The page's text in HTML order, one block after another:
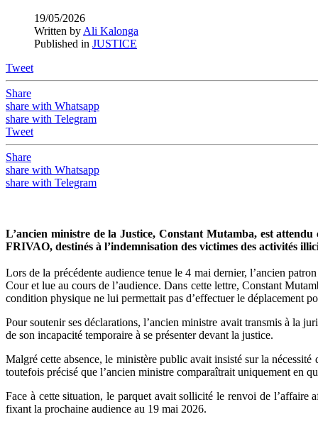
19/05/2026
Written by Ali Kalonga
Published in JUSTICE
Tweet
Share
share with Whatsapp
share with Telegram
Tweet
Share
share with Whatsapp
share with Telegram
L’ancien ministre de la Justice, Constant Mutamba, est
FRIVAO, destinés à l’indemnisation des victimes des activités
Lors de la précédente audience tenue le 4 mai dernier, l’ancien
Cour et lue au cours de l’audience. Dans cette lettre, Constant
condition physique ne lui permettait pas d’effectuer le déplacement
Pour soutenir ses déclarations, l’ancien ministre avait transmis à la
de son incapacité temporaire à se présenter devant la justice.
Malgré cette absence, le ministère public avait insisté sur la
toutefois précisé que l’ancien ministre comparaîtrait uniquement en
Face à cette situation, le parquet avait sollicité le renvoi de l’affaire
fixant la prochaine audience au 19 mai 2026.